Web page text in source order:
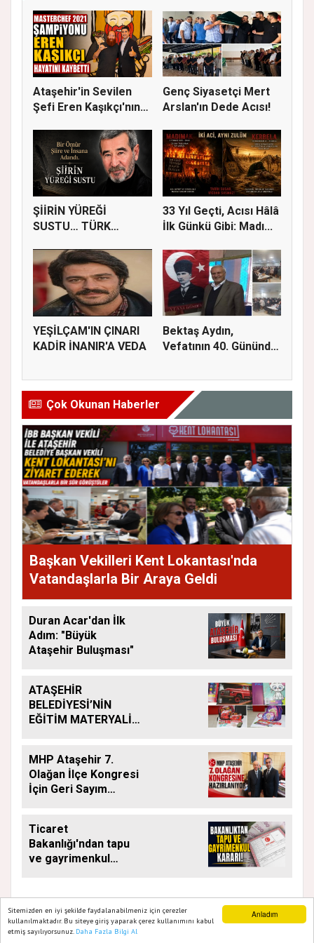
Anladım
Sitemizden en iyi şekilde faydalanabilmeniz için çerezler
kullanılmaktadır. Bu siteye giriş yaparak çerez kullanımını kabul
etmiş sayılıyorsunuz. Daha Fazla Bilgi Al
Ataşehir'in Sevilen
Şefi Eren Kaşıkçı'nın
Genç Siyasetçi Mert
Arslan'ın Dede Acısı!
ŞİİRİN YÜREĞİ
SUSTU… TÜRK
TEL...
33 Yıl Geçti, Acısı Hâlâ
İlk Günkü Gibi: Madı...
YEŞİLÇAM'IN ÇINARI
KADİR İNANIR'A VEDA
Bektaş Aydın,
Vefatının 40. Gününde
Çok Okunan Haberler
Başkan Vekilleri Kent Lokantası'nda
Vatandaşlarla Bir Araya Geldi
Duran Acar'dan İlk
Adım: "Büyük
Ataşehir Buluşması"
ATAŞEHİR
BELEDİYESİ’NİN
EĞİTİM MATERYALİ
SÜRÜYOR
MHP Ataşehir 7.
Olağan İlçe Kongresi
İçin Geri Sayım
Ticaret
Bakanlığı'ndan tapu
ve gayrimenkul
yapamayacak
Ana Sayfa Web TV